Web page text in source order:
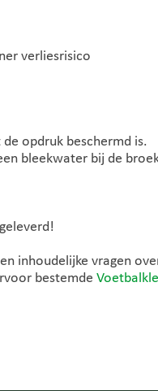
verliesrisico
opdruk beschermd is.
bleekwater bij de
inhoudelijke vragen
bestemde